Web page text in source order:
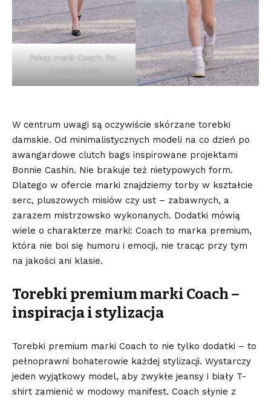
Pokaz marki Coach, fot,
kendam.com
W centrum uwagi są oczywiście skórzane torebki
damskie. Od minimalistycznych modeli na co dzień po
awangardowe clutch bags inspirowane projektami
Bonnie Cashin. Nie brakuje też nietypowych form.
Dlatego w ofercie marki znajdziemy torby w kształcie
serc, pluszowych misiów czy ust – zabawnych, a
zarazem mistrzowsko wykonanych. Dodatki mówią
wiele o charakterze marki: Coach to marka premium,
która nie boi się humoru i emocji, nie tracąc przy tym
na jakości ani klasie.
Torebki premium marki Coach –
inspiracja i stylizacja
Torebki premium marki Coach to nie tylko dodatki – to
pełnoprawni bohaterowie każdej stylizacji. Wystarczy
jeden wyjątkowy model, aby zwykłe jeansy i biały T-
shirt zamienić w modowy manifest. Coach słynie z